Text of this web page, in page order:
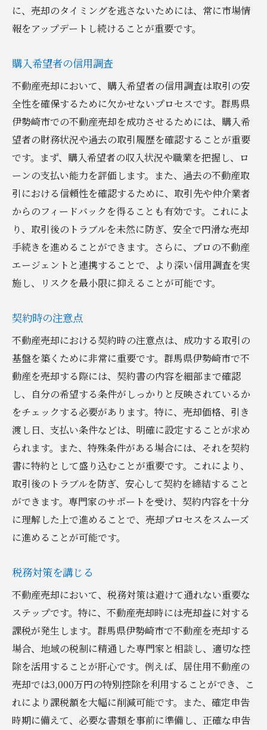
に、売却のタイミングを逃さないためには、常に市場情
報をアップデートし続けることが重要です。
購入希望者の信用調査
不動産売却において、購入希望者の信用調査は取引の安
全性を確保するために欠かせないプロセスです。群馬県
伊勢崎市での不動産売却を成功させるためには、購入希
望者の財務状況や過去の取引履歴を確認することが重要
です。まず、購入希望者の収入状況や職業を把握し、ロ
ーンの支払い能力を評価します。また、過去の不動産取
引における信頼性を確認するために、取引先や仲介業者
からのフィードバックを得ることも有効です。これによ
り、取引後のトラブルを未然に防ぎ、安全で円滑な売却
手続きを進めることができます。さらに、プロの不動産
エージェントと連携することで、より深い信用調査を実
施し、リスクを最小限に抑えることが可能です。
契約時の注意点
不動産売却における契約時の注意点は、成功する取引の
基盤を築くために非常に重要です。群馬県伊勢崎市で不
動産を売却する際には、契約書の内容を細部まで確認
し、自分の希望する条件がしっかりと反映されているか
をチェックする必要があります。特に、売却価格、引き
渡し日、支払い条件などは、明確に設定することが求め
られます。また、特殊条件がある場合には、それを契約
書に特約として盛り込むことが重要です。これにより、
取引後のトラブルを防ぎ、安心して契約を締結すること
ができます。専門家のサポートを受け、契約内容を十分
に理解した上で進めることで、売却プロセスをスムーズ
に進めることが可能です。
税務対策を講じる
不動産売却において、税務対策は避けて通れない重要な
ステップです。特に、不動産売却時には売却益に対する
課税が発生します。群馬県伊勢崎市で不動産を売却する
場合、地域の税制に精通した専門家と相談し、適切な控
除を活用することが肝心です。例えば、居住用不動産の
売却では3,000万円の特別控除を利用することができ、こ
れにより課税額を大幅に削減可能です。また、確定申告
時期に備えて、必要な書類を事前に準備し、正確な申告